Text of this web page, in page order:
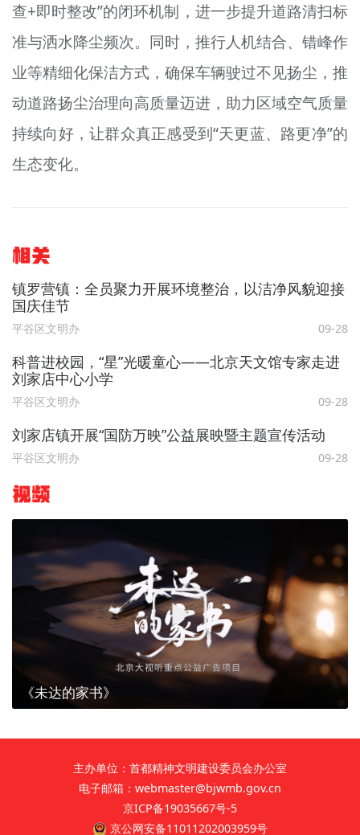
查+即时整改”的闭环机制，进一步提升道路清扫标
准与洒水降尘频次。同时，推行人机结合、错峰作
业等精细化保洁方式，确保车辆驶过不见扬尘，推
动道路扬尘治理向高质量迈进，助力区域空气质量
持续向好，让群众真正感受到“天更蓝、路更净”的
生态变化。
相关
镇罗营镇：全员聚力开展环境整治，以洁净风貌迎接
国庆佳节
平谷区文明办 09-28
科普进校园，“星”光暖童心——北京天文馆专家走进
刘家店中心小学
平谷区文明办 09-28
刘家店镇开展“国防万映”公益展映暨主题宣传活动
平谷区文明办 09-28
视频
《未达的家书》
主办单位：首都精神文明建设委员会办公室
电子邮箱：webmaster@bjwmb.gov.cn
京ICP备19035667号-5
京公网安备11011202003959号